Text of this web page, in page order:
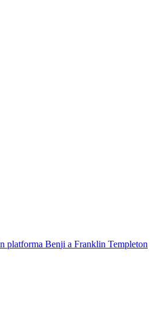
n platforma Benji a Franklin Templeton